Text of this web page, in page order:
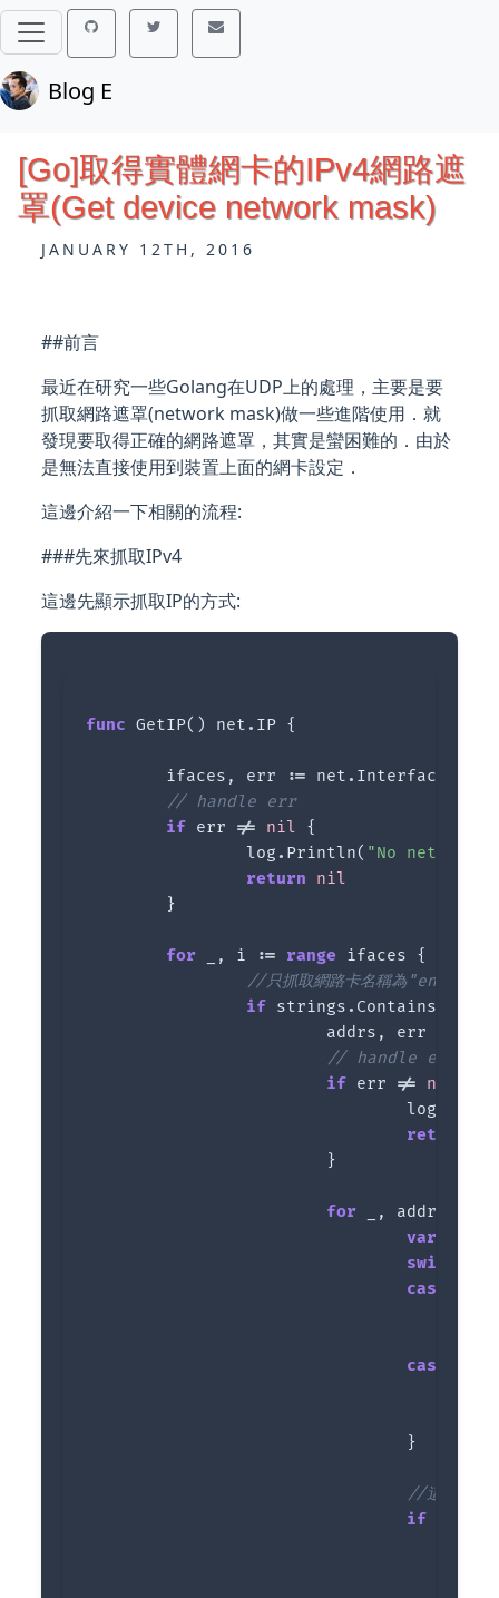
Blog E
[Go]取得實體網卡的IPv4網路遮
罩(Get device network mask)
JANUARY 12TH, 2016
##前言
最近在研究一些Golang在UDP上的處理，主要是要
抓取網路遮罩(network mask)做一些進階使用．就
發現要取得正確的網路遮罩，其實是蠻困難的．由於
是無法直接使用到裝置上面的網卡設定．
這邊介紹一下相關的流程:
###先來抓取IPv4
這邊先顯示抓取IP的方式:
func GetIP() net . IP {
ifaces , err := net . Interfaces
// handle err
if
err != nil
{
log . Println( "No network:"
return
nil
}
for , i := range ifaces
{
//只抓取網路卡名稱為"en0",
if
strings . Contains
addrs , err
// handle err
if
err != nil
log
return
}
for , addr
var
switch
case
case
}
//這裡會抓
if